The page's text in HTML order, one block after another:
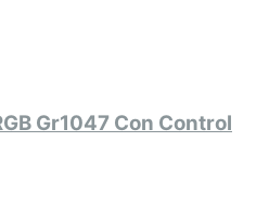
Gr1047 Con Control